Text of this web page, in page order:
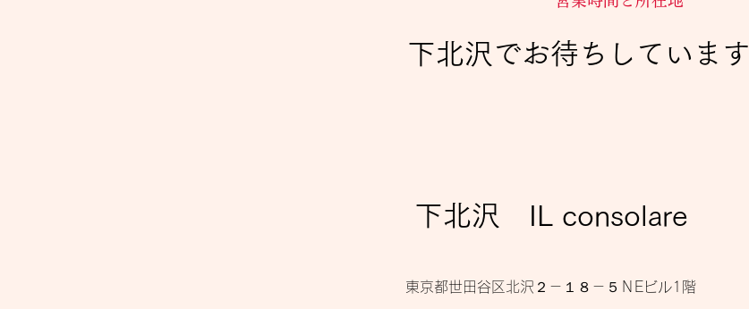
下北沢でお待ちしています
​下北沢 IL consolare
東京都世田谷区北沢２－１８－５ＮEビル1階